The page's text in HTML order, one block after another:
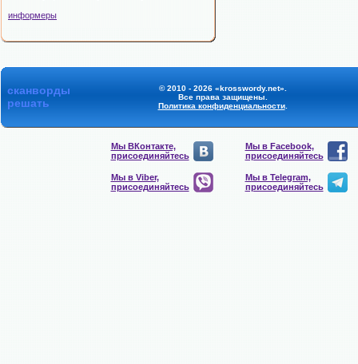
информеры
сканворды
решать
© 2010 - 2026 «krosswordy.net».
Все права защищены.
Политика конфиденциальности.
Мы ВКонтакте,
присоединяйтесь
Мы в Facebook,
присоединяйтесь
Мы в Viber,
присоединяйтесь
Мы в Telegram,
присоединяйтесь